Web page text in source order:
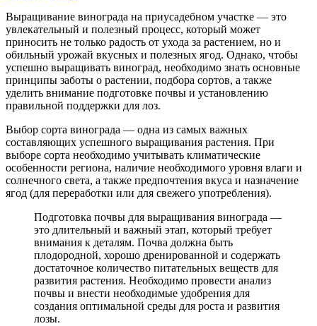
Выращивание винограда на приусадебном участке — это
увлекательный и полезный процесс, который может
приносить не только радость от ухода за растением, но и
обильный урожай вкусных и полезных ягод. Однако, чтобы
успешно выращивать виноград, необходимо знать основные
принципы заботы о растении, подбора сортов, а также
уделить внимание подготовке почвы и установлению
правильной поддержки для лоз.
Выбор сорта винограда — одна из самых важных
составляющих успешного выращивания растения. При
выборе сорта необходимо учитывать климатические
особенности региона, наличие необходимого уровня влаги и
солнечного света, а также предпочтения вкуса и назначение
ягод (для переработки или для свежего употребления).
Подготовка почвы для выращивания винограда —
это длительный и важный этап, который требует
внимания к деталям. Почва должна быть
плодородной, хорошо дренированной и содержать
достаточное количество питательных веществ для
развития растения. Необходимо провести анализ
почвы и внести необходимые удобрения для
создания оптимальной среды для роста и развития
лозы.